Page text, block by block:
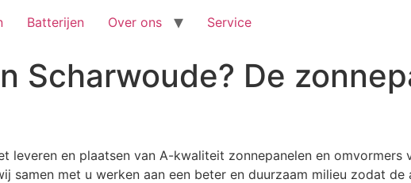
Batterijen Over ons Service
Scharwoude? De
leveren en plaatsen van A-kwaliteit zonnepanelen en
samen met u werken aan een beter en duurzaam milieu zodat